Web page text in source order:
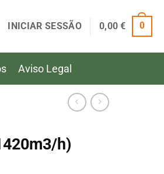
INICIAR SESSÃO 0,00€ 0
Aviso Legal
h)